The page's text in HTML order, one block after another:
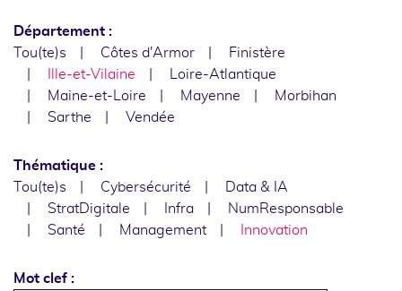
Département :
Tou(te)s
Côtes d'Armor
Finistère
Ille-et-Vilaine
Loire-Atlantique
Maine-et-Loire
Mayenne
Morbihan
Sarthe
Vendée
Thématique :
Tou(te)s
Cybersécurité
Data & IA
StratDigitale
Infra
NumResponsable
Santé
Management Innovation
Mot clef :